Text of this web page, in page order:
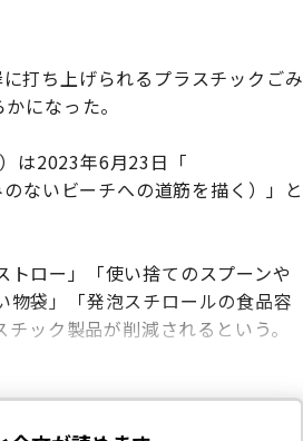
打ち上げられるプラスチックごみ
になった。
は2023年6月23日「
のないビーチへの道筋を描く）」と
ロー」「使い捨てのスプーンや
物袋」「発泡スチロールの食品容
ック製品が削減されるという。